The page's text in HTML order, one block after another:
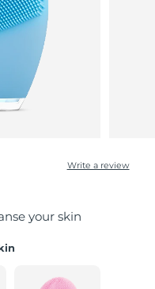
Write a review
your skin